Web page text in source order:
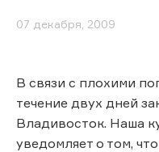
07 декабря, 2009
В связи с плохими
течение двух дней
Владивосток. Наша
уведомляет о том,